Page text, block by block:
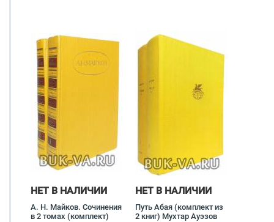
НЕТ В НАЛИЧИИ
А. Н. Майков. Сочинения
в 2 томах (комплект)
НЕТ В НАЛИЧИИ
Путь Абая (комплект из
2 книг) Мухтар Ауэзов